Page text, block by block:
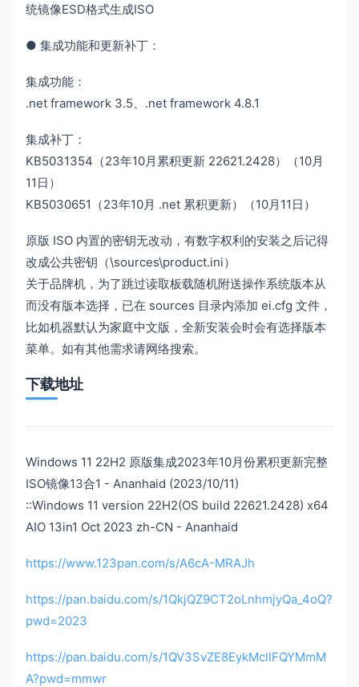
统镜像ESD格式生成ISO
● 集成功能和更新补丁：
集成功能：
.net framework 3.5、.net framework 4.8.1
集成补丁：
KB5031354（23年10月累积更新 22621.2428）（10月
11日）
KB5030651（23年10月 .net 累积更新）（10月11日）
原版 ISO 内置的密钥无改动，有数字权利的安装之后记得
改成公共密钥（\sources\product.ini）
关于品牌机，为了跳过读取板载随机附送操作系统版本从
而没有版本选择，已在 sources 目录内添加 ei.cfg 文件，
比如机器默认为家庭中文版，全新安装会时会有选择版本
菜单。如有其他需求请网络搜索。
下载地址
Windows 11 22H2 原版集成2023年10月份累积更新完整
ISO镜像13合1 - Ananhaid (2023/10/11)
::Windows 11 version 22H2(OS build 22621.2428) x64
AIO 13in1 Oct 2023 zh-CN - Ananhaid
https://www.123pan.com/s/A6cA-MRAJh
https://pan.baidu.com/s/1QkjQZ9CT2oLnhmjyQa_4oQ?
pwd=2023
https://pan.baidu.com/s/1QV3SvZE8EykMcllFQYMmM
A?pwd=mmwr